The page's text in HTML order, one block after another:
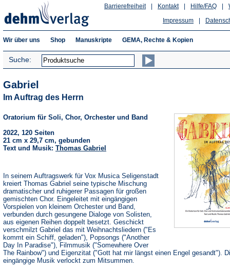
Hilfe/FAQ
Kontakt
Barrierefreiheit
Impressum
Wir über uns Shop Manuskripte GEMA, Rechte & Kopien
Suche:
Gabriel
Im Auftrag des Herrn
Oratorium für Soli, Chor, Orchester und Band
2022, 120 Seiten
21 cm x 29,7 cm, gebunden
Text und Musik: Thomas Gabriel
In seinem Auftragswerk für Vox Musica Seligenstadt
kreiert Thomas Gabriel seine typische Mischung
dramatischer und ruhigerer Passagen für großen
gemischten Chor. Eingeleitet mit eingängigen
Vorspielen von kleinem Orchester und Band,
verbunden durch gesungene Dialoge von Solisten,
aus eigenen Reihen doppelt besetzt. Geschickt
verschmilzt Gabriel das mit Weihnachtsliedern ("Es
kommt ein Schiff, geladen"), Popsongs ("Another
Day In Paradise"), Filmmusik ("Somewhere Over
The Rainbow") und Eigenzitat ("Gott hat mir längst einen Engel gesandt").
eingängige Musik verlockt zum Mitsummen.